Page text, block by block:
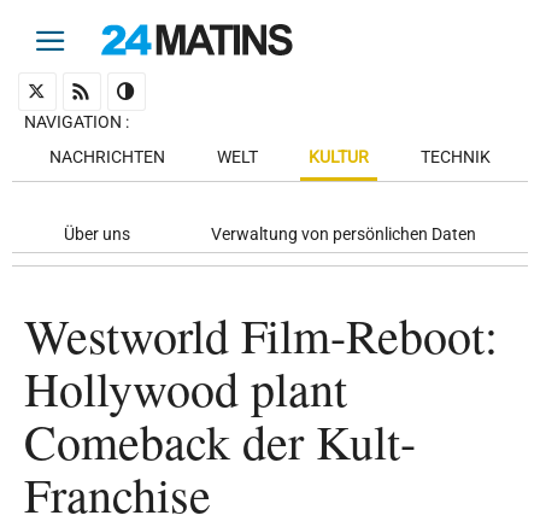
NAVIGATION :
NACHRICHTEN
WELT KULTUR TECHNIK
Über uns Verwaltung von persönlichen Daten
Westworld Film-Reboot:
Hollywood plant
Comeback der Kult-
Franchise